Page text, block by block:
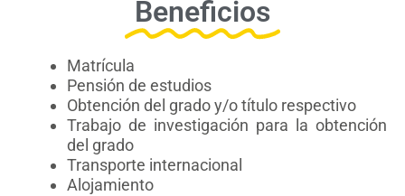
Beneficios
Matrícula
Pensión de estudios
Obtención del grado y/o título respectivo
Trabajo de investigación para la obtención
del grado
Transporte internacional
Alojamiento